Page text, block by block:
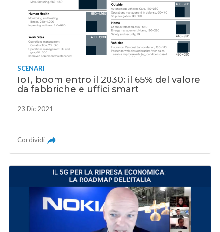
SCENARI
IoT, boom entro il 2030: il 65% del valore
da fabbriche e uffici smart
23 Dic 2021
Condividi